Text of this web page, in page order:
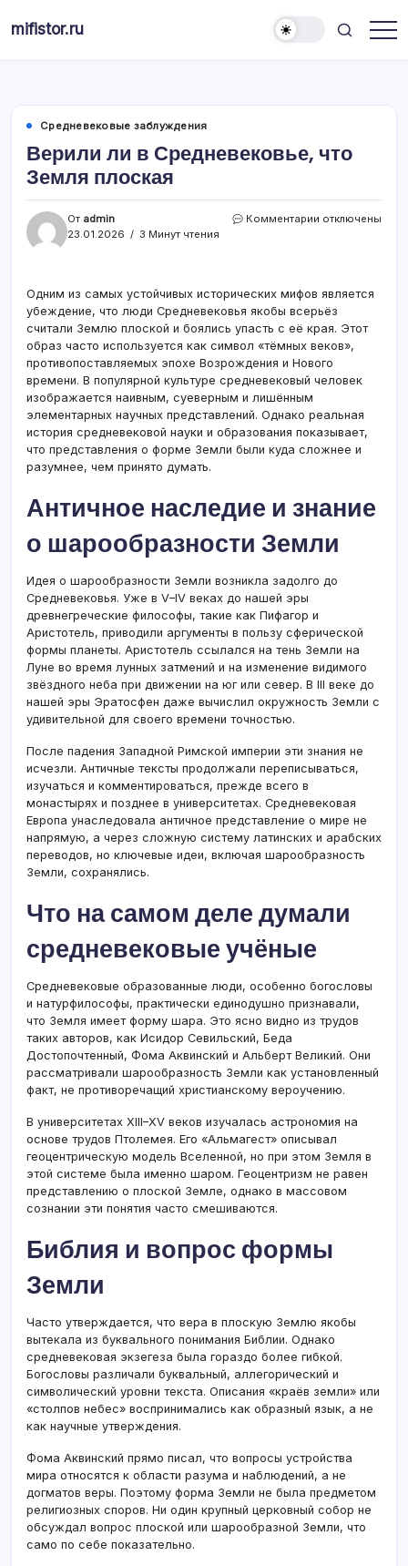
mifistor.ru
Средневековые заблуждения
Верили ли в Средневековье, что
Земля плоская
От admin
23.01.2026
3 Минут чтения
Комментарии к
Средневековье,
что
Земля
плоская
отключены
Одним из самых устойчивых исторических мифов является
убеждение, что люди Средневековья якобы всерьёз
считали Землю плоской и боялись упасть с её края. Этот
образ часто используется как символ «тёмных веков»,
противопоставляемых эпохе Возрождения и Нового
времени. В популярной культуре средневековый человек
изображается наивным, суеверным и лишённым
элементарных научных представлений. Однако реальная
история средневековой науки и образования показывает,
что представления о форме Земли были куда сложнее и
разумнее, чем принято думать.
Античное наследие и знание
о шарообразности Земли
Идея о шарообразности Земли возникла задолго до
Средневековья. Уже в V–IV веках до нашей эры
древнегреческие философы, такие как Пифагор и
Аристотель, приводили аргументы в пользу сферической
формы планеты. Аристотель ссылался на тень Земли на
Луне во время лунных затмений и на изменение видимого
звёздного неба при движении на юг или север. В III веке до
нашей эры Эратосфен даже вычислил окружность Земли с
удивительной для своего времени точностью.
После падения Западной Римской империи эти знания не
исчезли. Античные тексты продолжали переписываться,
изучаться и комментироваться, прежде всего в
монастырях и позднее в университетах. Средневековая
Европа унаследовала античное представление о мире не
напрямую, а через сложную систему латинских и арабских
переводов, но ключевые идеи, включая шарообразность
Земли, сохранялись.
Что на самом деле думали
средневековые учёные
Средневековые образованные люди, особенно богословы
и натурфилософы, практически единодушно признавали,
что Земля имеет форму шара. Это ясно видно из трудов
таких авторов, как Исидор Севильский, Беда
Достопочтенный, Фома Аквинский и Альберт Великий. Они
рассматривали шарообразность Земли как установленный
факт, не противоречащий христианскому вероучению.
В университетах XIII–XV веков изучалась астрономия на
основе трудов Птолемея. Его «Альмагест» описывал
геоцентрическую модель Вселенной, но при этом Земля в
этой системе была именно шаром. Геоцентризм не равен
представлению о плоской Земле, однако в массовом
сознании эти понятия часто смешиваются.
Библия и вопрос формы
Земли
Часто утверждается, что вера в плоскую Землю якобы
вытекала из буквального понимания Библии. Однако
средневековая экзегеза была гораздо более гибкой.
Богословы различали буквальный, аллегорический и
символический уровни текста. Описания «краёв земли» или
«столпов небес» воспринимались как образный язык, а не
как научные утверждения.
Фома Аквинский прямо писал, что вопросы устройства
мира относятся к области разума и наблюдений, а не
догматов веры. Поэтому форма Земли не была предметом
религиозных споров. Ни один крупный церковный собор не
обсуждал вопрос плоской или шарообразной Земли, что
само по себе показательно.